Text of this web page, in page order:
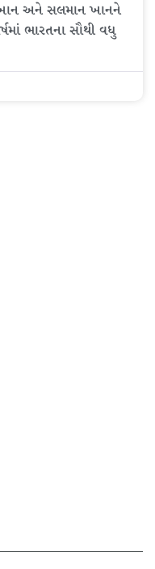
અને સલમાન ખાનને
ભારતના સૌથી વધુ